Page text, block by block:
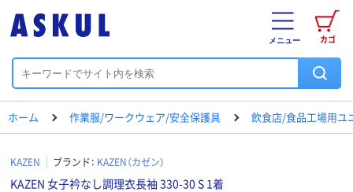
カゴ
メニュー
ホーム 作業服/ワークウェア/安全保護具 飲食店/食品工場用ユ
KAZEN ブランド： KAZEN（カゼン）
KAZEN 女子衿なし調理衣長袖 330-30 S 1着